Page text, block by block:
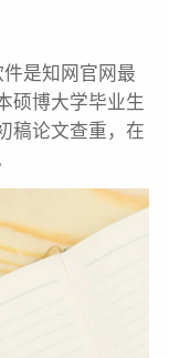
是知网官网最
硕博大学毕业生
稿论文查重，在